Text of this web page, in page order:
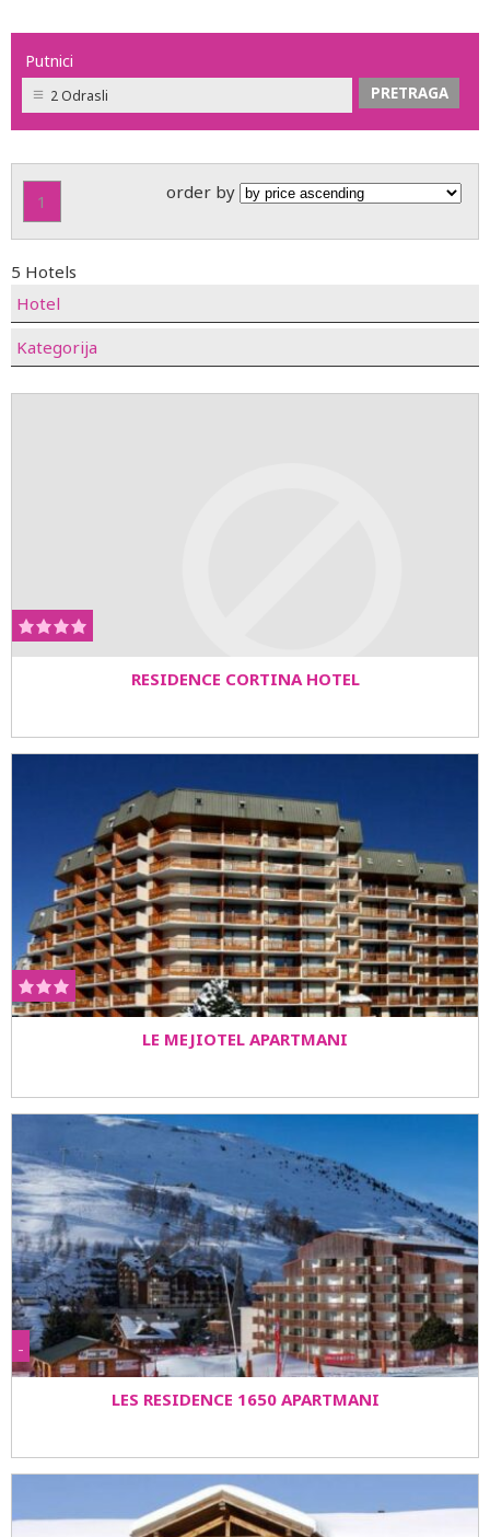
Putnici
2 Odrasli
1 order by
5 Hotels
Hotel
Kategorija
RESIDENCE CORTINA HOTEL
LE MEJIOTEL APARTMANI
-
LES RESIDENCE 1650 APARTMANI